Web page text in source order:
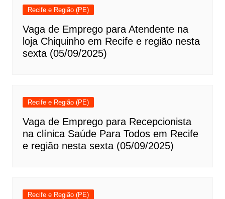
Recife e Região (PE)
Vaga de Emprego para Atendente na
loja Chiquinho em Recife e região nesta
sexta (05/09/2025)
Recife e Região (PE)
Vaga de Emprego para Recepcionista
na clínica Saúde Para Todos em Recife
e região nesta sexta (05/09/2025)
Recife e Região (PE)